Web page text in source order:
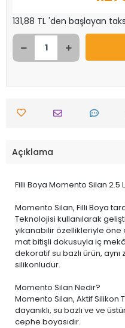
131,88 TL 'den başlayan
Açıklama
Filli Boya Momento Silan 2.5
Momento Silan, Filli Boya
Teknolojisi kullanılarak
yıkanabilir özellikleriyle öne
mat bitişli dokusuyla iç
dekoratif su bazlı ürün,
silikonludur.
Momento Silan Nedir?
Momento Silan, Aktif Silikon
dayanıklı, su bazlı ve ve
cephe boyasıdır.